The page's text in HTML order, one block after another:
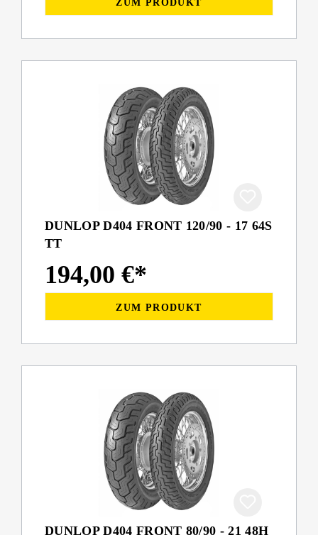
ZUM PRODUKT
DUNLOP D404 FRONT 120/90 - 17 64S
TT
194,00 €*
ZUM PRODUKT
DUNLOP D404 FRONT 80/90 - 21 48H